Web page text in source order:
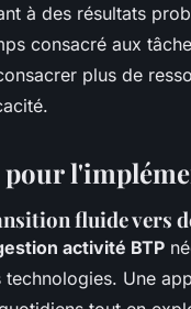
à des résultats
consacré aux
plus de
fluide vers
activité BTP
Une